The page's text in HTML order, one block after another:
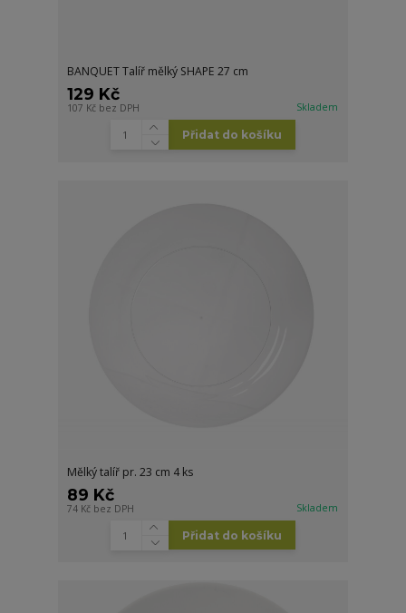
BANQUET Talíř mělký SHAPE 27 cm
129 Kč
107 Kč bez DPH Skladem
Přidat do košíku
Mělký talíř pr. 23 cm 4 ks
89 Kč
74 Kč bez DPH Skladem
Přidat do košíku